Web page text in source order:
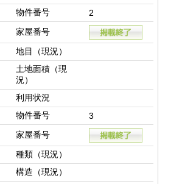
物件番号
2
家屋番号
地目（現況）
土地面積（現
況）
利用状況
物件番号
3
家屋番号
種類（現況）
構造（現況）